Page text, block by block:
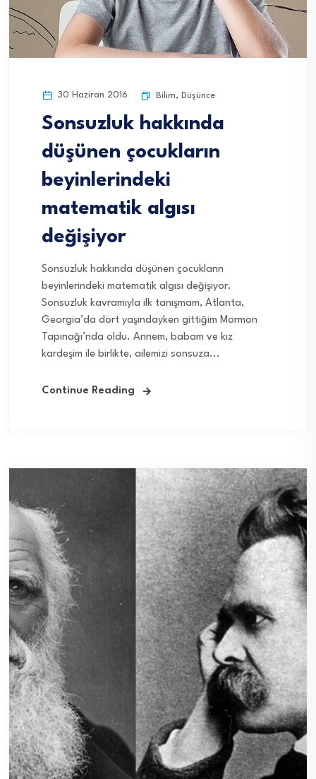
30 Haziran 2016 Bilim, Düşünce
Sonsuzluk hakkında
düşünen çocukların
beyinlerindeki
matematik algısı
değişiyor
Sonsuzluk hakkında düşünen çocukların
beyinlerindeki matematik algısı değişiyor.
Sonsuzluk kavramıyla ilk tanışmam, Atlanta,
Georgia’da dört yaşındayken gittiğim Mormon
Tapınağı’nda oldu. Annem, babam ve kız
kardeşim ile birlikte, ailemizi sonsuza...
Continue Reading